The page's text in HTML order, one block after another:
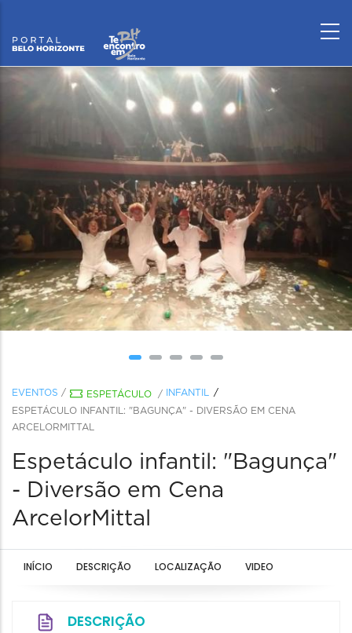
EVENTOS / ESPETÁCULO /
INFANTIL
ESPETÁCULO INFANTIL: "BAGUNÇA" - DIVERSÃO EM CENA
ARCELORMITTAL
Espetáculo infantil: "Bagunça"
- Diversão em Cena
ArcelorMittal
INÍCIO DESCRIÇÃO LOCALIZAÇÃO VIDEO
DESCRIÇÃO